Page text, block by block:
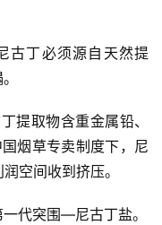
古丁必须源自天然提
提取物含重金属铅、
烟草专卖制度下，尼
空间收到挤压。
代突围—尼古丁盐。